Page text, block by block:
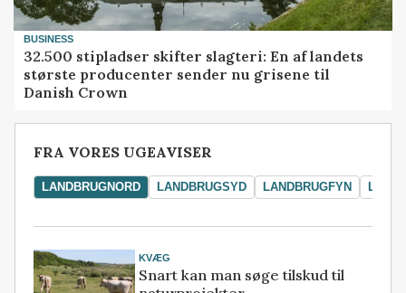
BUSINESS
32.500 stipladser skifter slagteri: En af landets
største producenter sender nu grisene til
Danish Crown
FRA VORES UGEAVISER
LANDBRUGNORD LANDBRUGSYD LANDBRUGFYN
KVÆG
Snart kan man søge tilskud til